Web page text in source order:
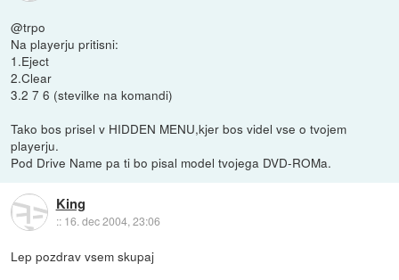
@trpo
Na playerju pritisni:
1.Eject
2.Clear
3.2 7 6 (stevilke na komandi)
Tako bos prisel v HIDDEN MENU,kjer bos videl vse o tvojem
playerju.
Pod Drive Name pa ti bo pisal model tvojega DVD-ROMa.
King
:: 16. dec 2004, 23:06
Lep pozdrav vsem skupaj